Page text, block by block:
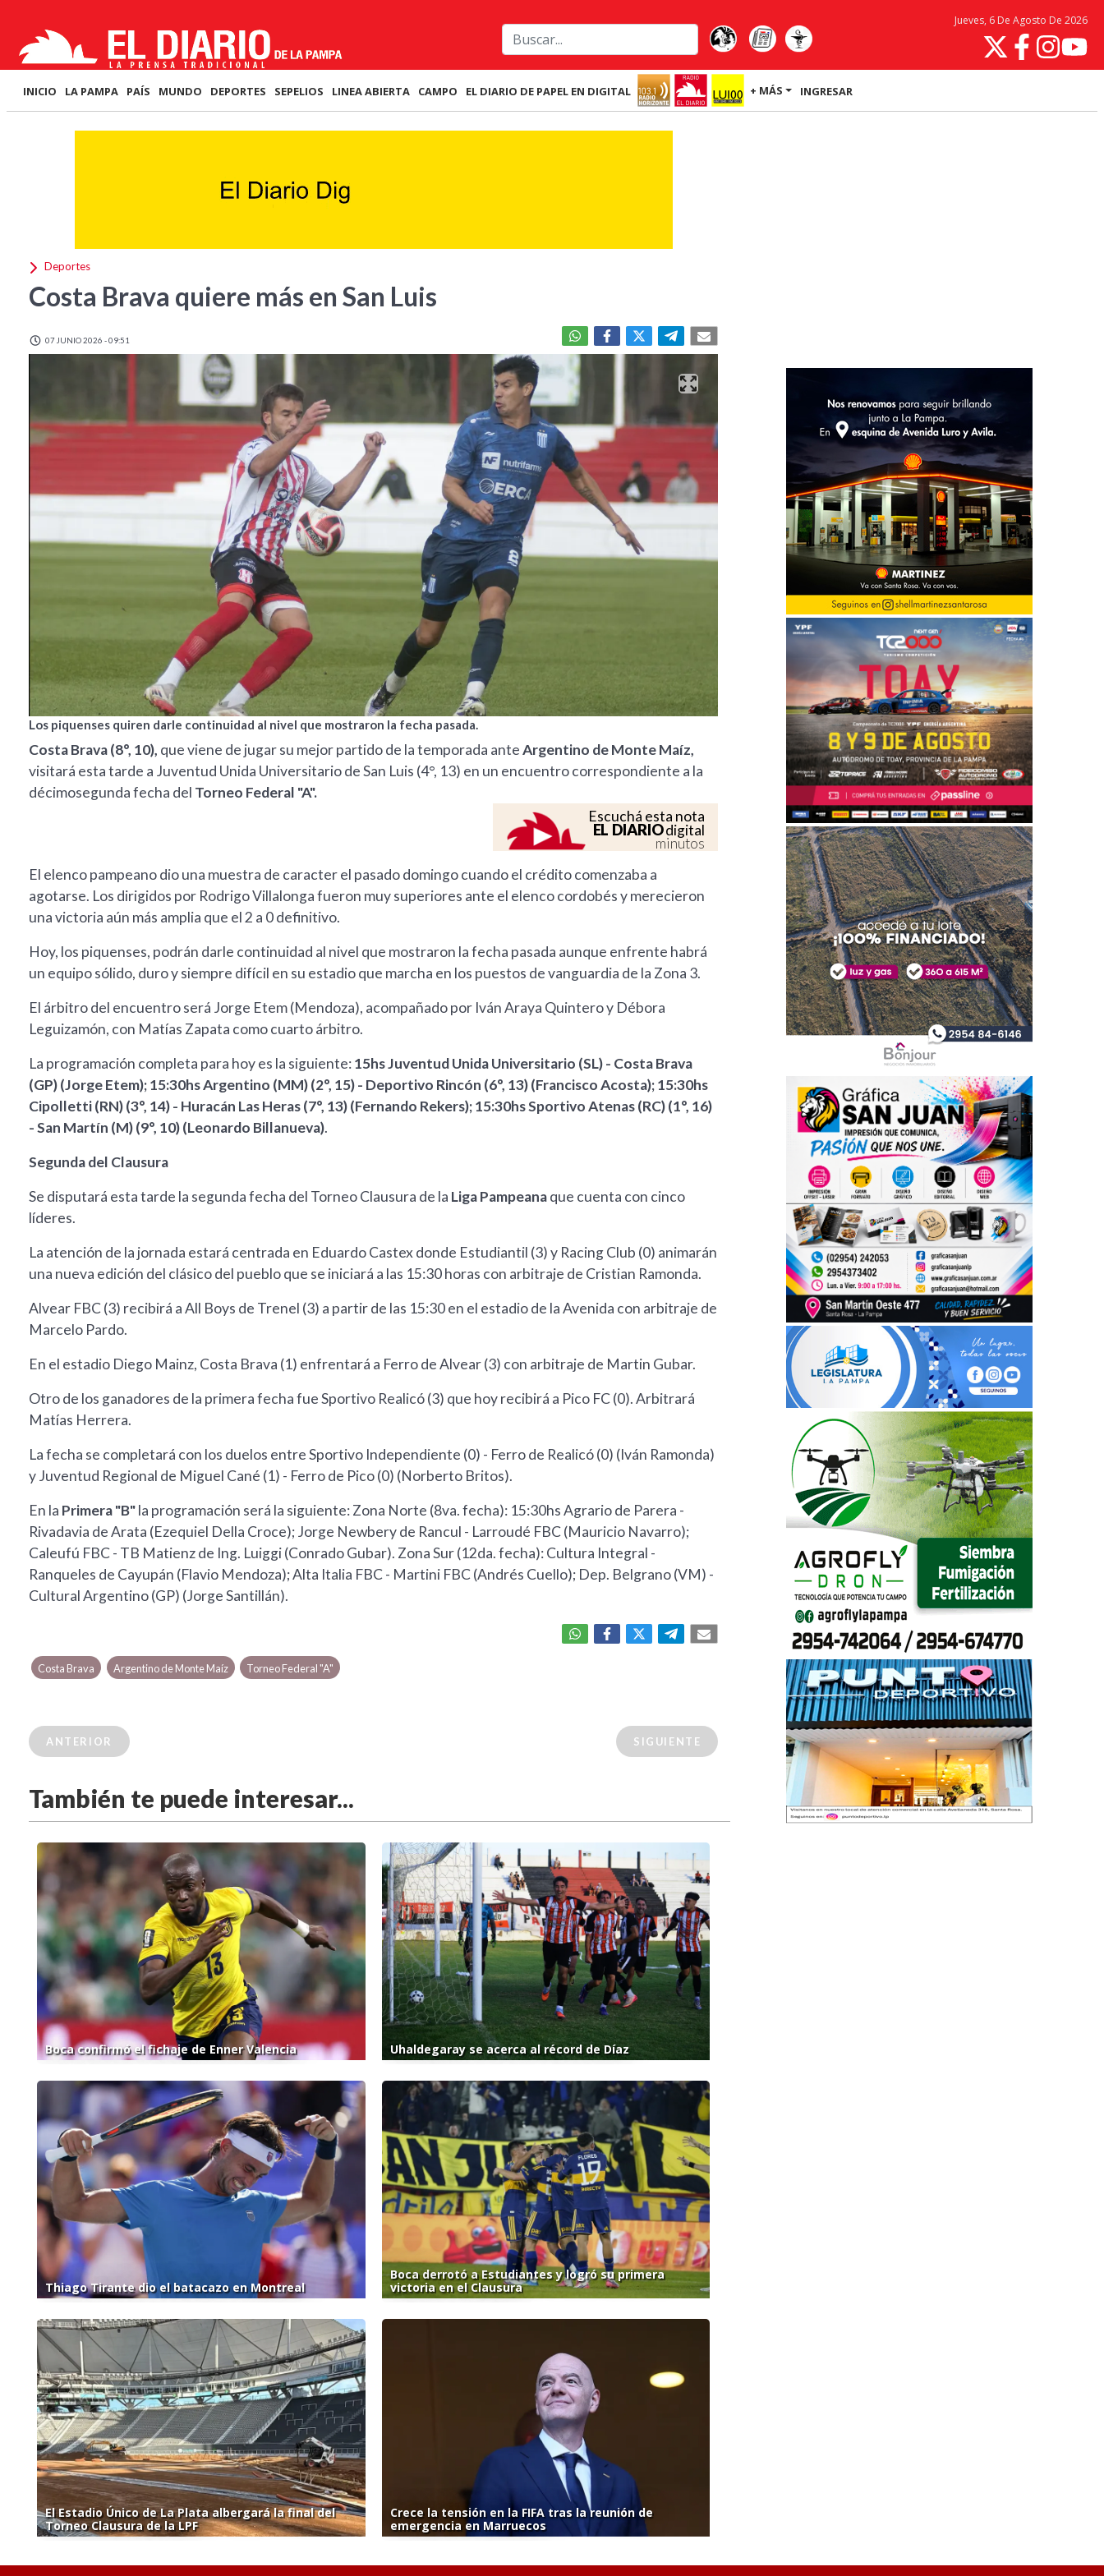
Jueves, 6 De Agosto De 2026
INICIO LA PAMPA PAÍS MUNDO DEPORTES SEPELIOS LINEA ABIERTA CAMPO EL DIARIO DE PAPEL EN DIGITAL + MÁS INGRESAR
Deportes
Costa Brava quiere más en San Luis
07 JUNIO 2026 - 09:51
Los piquenses quiren darle continuidad al nivel que mostraron la fecha pasada.
Costa Brava (8°, 10), que viene de jugar su mejor partido de la temporada anteArgentino de Monte Maíz,
visitará esta tarde a Juventud Unida Universitario de San Luis (4°, 13) en un encuentro correspondiente a la
décimosegunda fecha del Torneo Federal "A".
Escuchá esta nota
EL DIARIOdigital
minutos
El elenco pampeano dio una muestra de caracter el pasado domingo cuando el crédito comenzaba a
agotarse. Los dirigidos por Rodrigo Villalonga fueron muy superiores ante el elenco cordobés y merecieron
una victoria aún más amplia que el 2 a 0 definitivo.
Hoy, los piquenses, podrán darle continuidad al nivel que mostraron la fecha pasada aunque enfrente habrá
un equipo sólido, duro y siempre difícil en su estadio que marcha en los puestos de vanguardia de la Zona 3.
El árbitro del encuentro será Jorge Etem (Mendoza), acompañado por Iván Araya Quintero y Débora
Leguizamón, con Matías Zapata como cuarto árbitro.
La programación completa para hoy es la siguiente:15hs Juventud Unida Universitario (SL) - Costa Brava
(GP) (Jorge Etem); 15:30hs Argentino (MM) (2°, 15) - Deportivo Rincón (6°, 13) (Francisco Acosta); 15:30hs
Cipolletti (RN) (3°, 14) - Huracán Las Heras (7°, 13) (Fernando Rekers); 15:30hs Sportivo Atenas (RC) (1°, 16)
- San Martín (M) (9°, 10) (Leonardo Billanueva).
Segunda del Clausura
Se disputará esta tarde la segunda fecha del Torneo Clausura de la Liga Pampeanaque cuenta con cinco
líderes.
La atención de la jornada estará centrada en Eduardo Castex donde Estudiantil (3) y Racing Club (0) animarán
una nueva edición del clásico del pueblo que se iniciará a las 15:30 horas con arbitraje de Cristian Ramonda.
Alvear FBC (3) recibirá a All Boys de Trenel (3) a partir de las 15:30 en el estadio de la Avenida con arbitraje de
Marcelo Pardo.
En el estadio Diego Mainz, Costa Brava (1) enfrentará a Ferro de Alvear (3) con arbitraje de Martin Gubar.
Otro de los ganadores de la primera fecha fue Sportivo Realicó (3) que hoy recibirá a Pico FC (0). Arbitrará
Matías Herrera.
La fecha se completará con los duelos entre Sportivo Independiente (0) - Ferro de Realicó (0) (Iván Ramonda)
y Juventud Regional de Miguel Cané (1) - Ferro de Pico (0) (Norberto Britos).
En la Primera "B"la programación será la siguiente: Zona Norte (8va. fecha): 15:30hs Agrario de Parera -
Rivadavia de Arata (Ezequiel Della Croce); Jorge Newbery de Rancul - Larroudé FBC (Mauricio Navarro);
Caleufú FBC - TB Matienz de Ing. Luiggi (Conrado Gubar). Zona Sur (12da. fecha): Cultura Integral -
Ranqueles de Cayupán (Flavio Mendoza); Alta Italia FBC - Martini FBC (Andrés Cuello); Dep. Belgrano (VM) -
Cultural Argentino (GP) (Jorge Santillán).
Costa Brava Argentino de Monte Maíz Torneo Federal "A"
ANTERIOR SIGUIENTE
También te puede interesar...
Boca confirmó el fichaje de Enner Valencia Uhaldegaray se acerca al récord de Díaz
Thiago Tirante dio el batacazo en Montreal
Boca derrotó a Estudiantes y logró su primera
victoria en el Clausura
El Estadio Único de La Plata albergará la final del
Torneo Clausura de la LPF
Crece la tensión en la FIFA tras la reunión de
emergencia en Marruecos